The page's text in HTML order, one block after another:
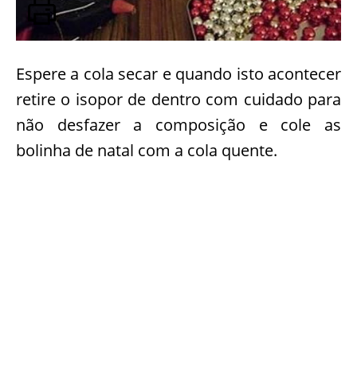
Espere a cola secar e quando isto acontecer
retire o isopor de dentro com cuidado para
não desfazer a composição e cole as
bolinha de natal com a cola quente.